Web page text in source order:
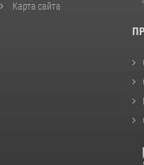
Карта сайта